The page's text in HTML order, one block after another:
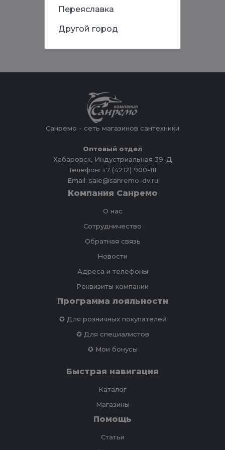
Санремо - сеть магазинов сантехники
Оптовый отдел
Хабаровск, Индустриальная 39-Д
Телефон: +7 (4212) 900-111
Email: sale@sanremo-dv.ru
Компания Санремо
О нас
Сотрудничество
Обратная связь
Новости
Адреса и телефоны
Реквизиты компании
Программа лояльности
✪ Для розничных покупателей
✪ Для специалистов
✪ Мои бонусы
Быстрая навигация
Каталог
Магазины
Помощь
Статьи
Переяславка
Другой город